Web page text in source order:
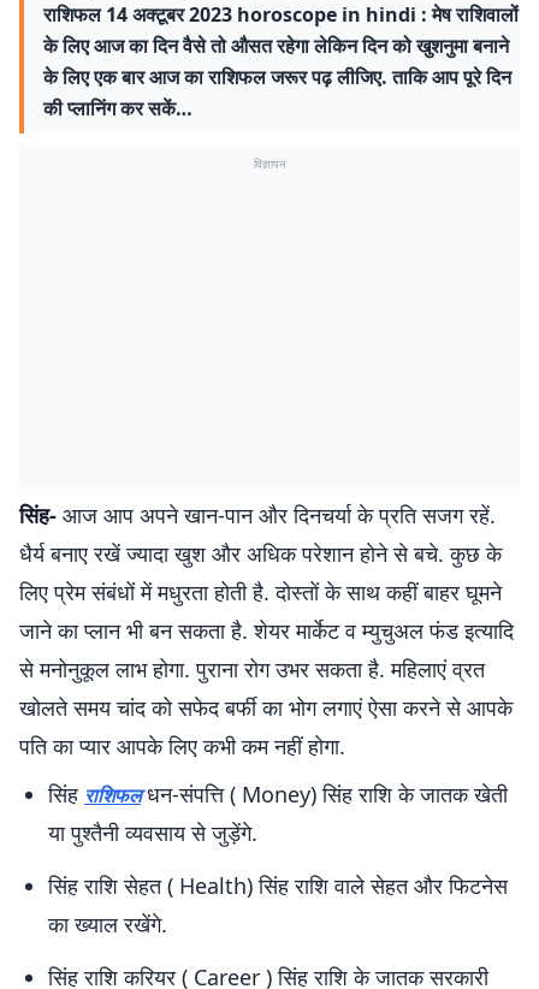
राशिफल 14 अक्टूबर 2023 horoscope in hindi : मेष राशिवालों
के लिए आज का दिन वैसे तो औसत रहेगा लेकिन दिन को खुशनुमा बनाने
के लिए एक बार आज का राशिफल जरूर पढ़ लीजिए. ताकि आप पूरे दिन
की प्लानिंग कर सकें…
विज्ञापन
सिंह- आज आप अपने खान-पान और दिनचर्या के प्रति सजग रहें.
धैर्य बनाए रखें ज्यादा खुश और अधिक परेशान हाेने से बचे. कुछ के
लिए प्रेम संबंधों में मधुरता होती है. दोस्तों के साथ कहीं बाहर घूमने
जाने का प्लान भी बन सकता है. शेयर मार्केट व म्युचुअल फंड इत्यादि
से मनोनुकूल लाभ होगा. पुराना रोग उभर सकता है. महिलाएं व्रत
खोलते समय चांद को सफेद बर्फी का भोग लगाएं ऐसा करने से आपके
पति का प्यार आपके लिए कभी कम नहीं होगा.
सिंह राशिफलधन-संपत्ति ( Money) सिंह राशि के जातक खेती
या पुश्तैनी व्यवसाय से जुड़ेंगे.
सिंह राशि सेहत ( Health) सिंह राशि वाले सेहत और फिटनेस
का ख्याल रखेंगे.
सिंह राशि करियर ( Career ) सिंह राशि के जातक सरकारी